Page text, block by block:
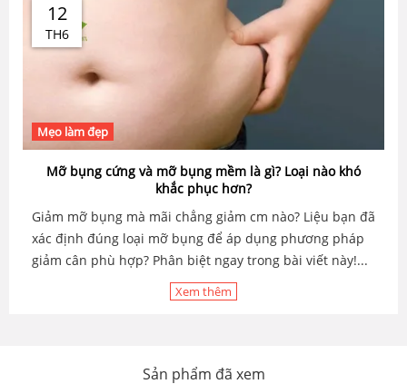
12
TH6
Mẹo làm đẹp
Mỡ bụng cứng và mỡ bụng mềm là gì? Loại nào khó
khắc phục hơn?
Giảm mỡ bụng mà mãi chẳng giảm cm nào? Liệu bạn đã
xác định đúng loại mỡ bụng để áp dụng phương pháp
giảm cân phù hợp? Phân biệt ngay trong bài viết này!...
Xem thêm
Sản phẩm đã xem